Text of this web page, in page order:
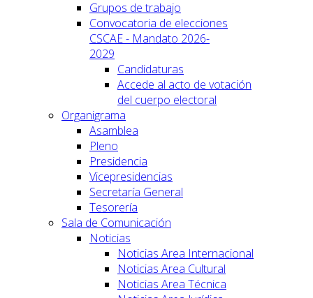
Grupos de trabajo
Convocatoria de elecciones
CSCAE - Mandato 2026-
2029
Candidaturas
Accede al acto de votación
del cuerpo electoral
Organigrama
Asamblea
Pleno
Presidencia
Vicepresidencias
Secretaría General
Tesorería
Sala de Comunicación
Noticias
Noticias Area Internacional
Noticias Area Cultural
Noticias Area Técnica